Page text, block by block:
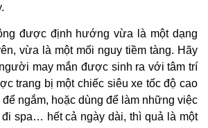
được định hướng vừa là một dạng
vừa là một mối nguy tiềm tàng. Hãy
may mắn được sinh ra với tâm trí
trang bị một chiếc siêu xe tốc độ cao
ngắm, hoặc dùng để làm những việc
đi spa… hết cả ngày dài, thì quả là một